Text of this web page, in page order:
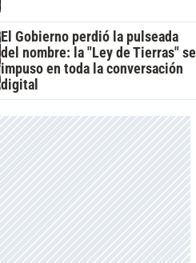
El Gobierno perdió la pulseada
del nombre: la "Ley de Tierras" se
impuso en toda la conversación
digital